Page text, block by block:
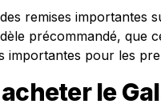
remises importantes
précommandé, que
importantes pour les
le